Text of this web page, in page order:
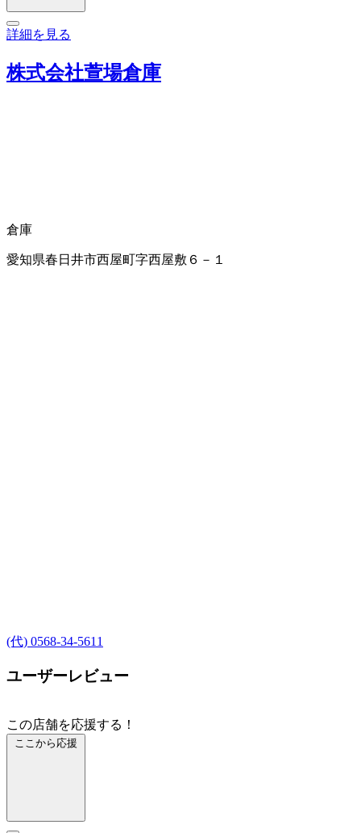
詳細を見る
株式会社萱場倉庫
倉庫
愛知県春日井市西屋町字西屋敷６－１
(代) 0568-34-5611
ユーザーレビュー
この店舗を応援する！
ここから応援